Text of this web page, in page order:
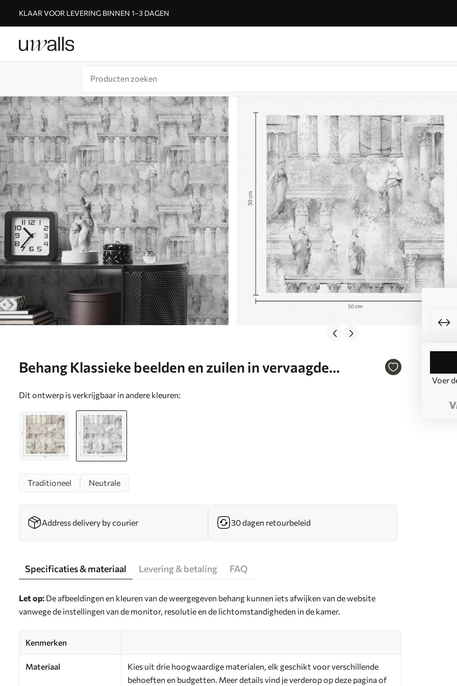
KLAAR VOOR LEVERING BINNEN 1–3 DAGEN
Behang Klassieke beelden en zuilen in vervaagde
Dit ontwerp is verkrijgbaar in andere kleuren:
Voer
Traditioneel Neutrale
Address delivery by courier 30 dagen retourbeleid
Specificaties & materiaal Levering & betaling FAQ
Let op: De afbeeldingen en kleuren van de weergegeven behang kunnen iets afwijken van de website
vanwege de instellingen van de monitor, resolutie en de lichtomstandigheden in de kamer.
Kenmerken
Materiaal
Kies uit drie hoogwaardige materialen, elk geschikt voor verschillende
behoeften en budgetten. Meer details vind je verderop op deze pagina of